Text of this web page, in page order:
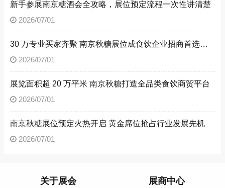
新手参展南京糖酒会全攻略，展位预定流程一次性讲清楚
2026/07/01
30 万专业买家齐聚 南京秋糖展位成食饮企业招商首选阵地
2026/07/01
展览面积超 20 万平米 南京秋糖打造全品类食饮商贸平台
2026/07/01
南京秋糖展位预定火热开启 黄金席位抢占行业发展先机
2026/07/01
关于展会 展商中心